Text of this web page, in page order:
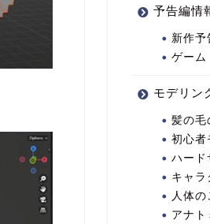
予告編情
新作予
ゲーム
モデリン
髪の毛
初心者
ハード
キャラ
人体の
アナト